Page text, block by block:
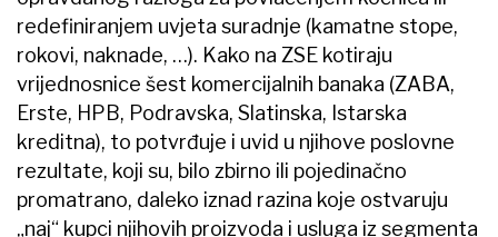
redefiniranjem uvjeta suradnje (kamatne stope,
rokovi, naknade, …). Kako na ZSE kotiraju
vrijednosnice šest komercijalnih banaka (ZABA,
Erste, HPB, Podravska, Slatinska, Istarska
kreditna), to potvrđuje i uvid u njihove poslovne
rezultate, koji su, bilo zbirno ili pojedinačno
promatrano, daleko iznad razina koje ostvaruju
„naj“ kupci njihovih proizvoda i usluga iz segmenta